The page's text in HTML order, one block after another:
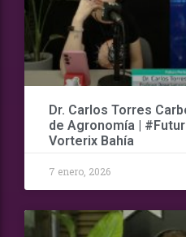
Dr. Carlos Torres
de Agronomía |
Vorterix Bahía
7 enero, 2026